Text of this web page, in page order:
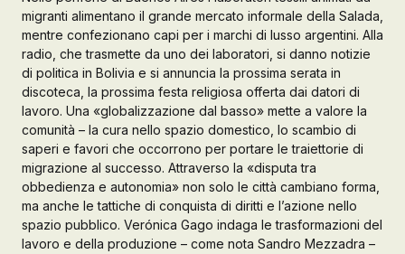
L’Edicola & eventi
Galleria d’Arte
Contattaci
Ricordati
di me
Ha dimenticato la
password?
Registrazione
Creare un account
migranti alimentano il grande mercato informale della Salada,
mentre confezionano capi per i marchi di lusso argentini. Alla
radio, che trasmette da uno dei laboratori, si danno notizie
di politica in Bolivia e si annuncia la prossima serata in
discoteca, la prossima festa religiosa offerta dai datori di
lavoro. Una «globalizzazione dal basso» mette a valore la
comunità – la cura nello spazio domestico, lo scambio di
saperi e favori che occorrono per portare le traiettorie di
migrazione al successo. Attraverso la «disputa tra
obbedienza e autonomia» non solo le città cambiano forma,
ma anche le tattiche di conquista di diritti e l’azione nello
spazio pubblico. Verónica Gago indaga le trasformazioni del
lavoro e della produzione – come nota Sandro Mezzadra –